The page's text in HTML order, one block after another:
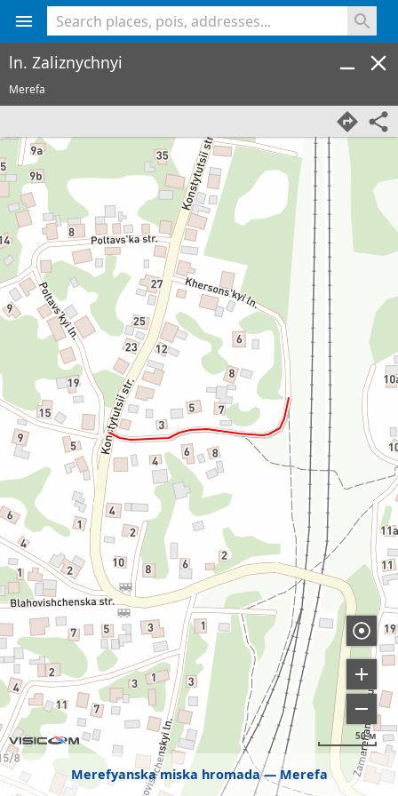
Merefyanska miska hromada Merefa
50 м
ln. Zaliznychnyi
Merefa
<% console.log(hcard) %>